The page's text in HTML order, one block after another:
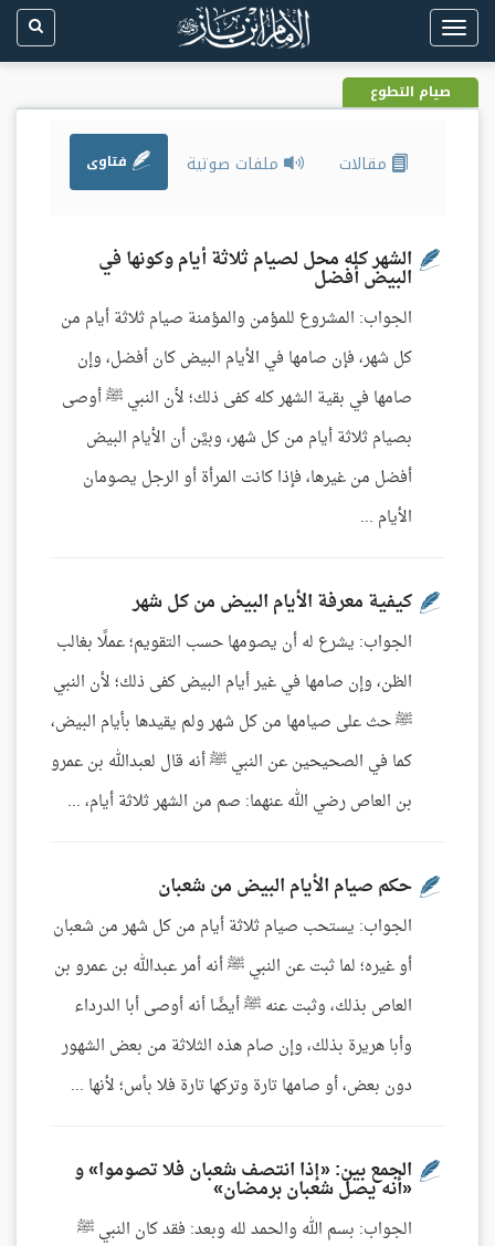
Toggle
navigation
صيام التطوع
مقالات ملفات صوتية فتاوى
الشهر كله محل لصيام ثلاثة أيام وكونها في
البيض أفضل
الجواب: المشروع للمؤمن والمؤمنة صيام ثلاثة أيام من
كل شهر، فإن صامها في الأيام البيض كان أفضل، وإن
صامها في بقية الشهر كله كفى ذلك؛ لأن النبي ﷺ أوصى
بصيام ثلاثة أيام من كل شهر، وبيَّن أن الأيام البيض
أفضل من غيرها، فإذا كانت المرأة أو الرجل يصومان
الأيام ...
كيفية معرفة الأيام البيض من كل شهر
الجواب: يشرع له أن يصومها حسب التقويم؛ عملًا بغالب
الظن، وإن صامها في غير أيام البيض كفى ذلك؛ لأن النبي
ﷺ حث على صيامها من كل شهر ولم يقيدها بأيام البيض،
كما في الصحيحين عن النبي ﷺ أنه قال لعبدالله بن عمرو
بن العاص رضي الله عنهما: صم من الشهر ثلاثة أيام، ...
حكم صيام الأيام البيض من شعبان
الجواب: يستحب صيام ثلاثة أيام من كل شهر من شعبان
أو غيره؛ لما ثبت عن النبي ﷺ أنه أمر عبدالله بن عمرو بن
العاص بذلك، وثبت عنه ﷺ أيضًا أنه أوصى أبا الدرداء
وأبا هريرة بذلك، وإن صام هذه الثلاثة من بعض الشهور
دون بعض، أو صامها تارة وتركها تارة فلا بأس؛ لأنها ...
الجمع بين: «إذا انتصف شعبان فلا تصوموا» و
«أنه يصل شعبان برمضان»
الجواب: بسم الله والحمد لله وبعد: فقد كان النبي ﷺ